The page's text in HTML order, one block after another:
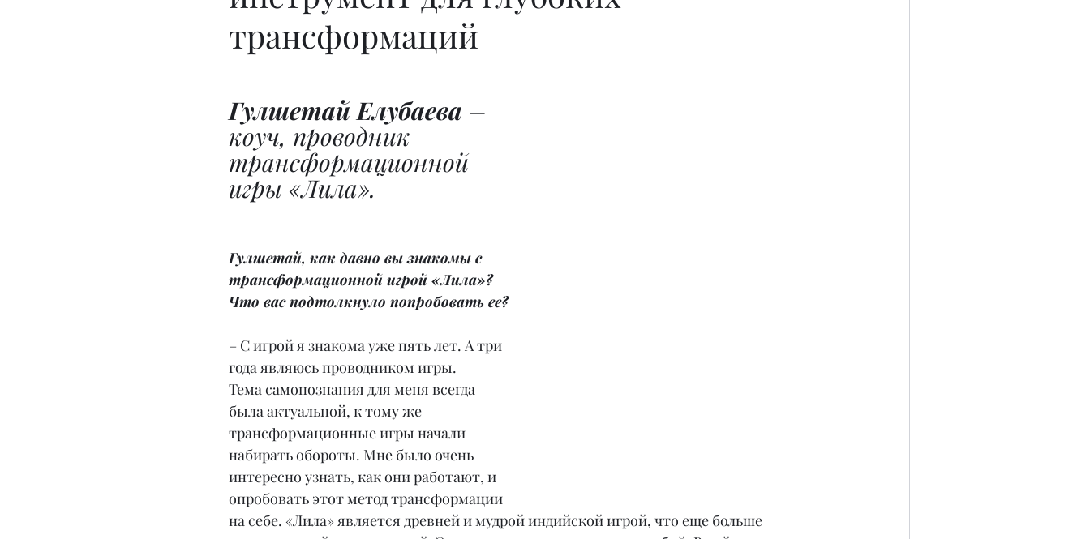
трансформаций
Гулшетай Елубаева –
коуч, проводник
трансформационной
игры «Лила».
Гулшетай, как давно вы знакомы с
трансформационной игрой «Лила»?
Что вас подтолкнуло попробовать ее?
– С игрой я знакома уже пять лет. А три
года являюсь проводником игры.
Тема самопознания для меня всегда
была актуальной, к тому же
трансформационные игры начали
набирать обороты. Мне было очень
интересно узнать, как они работают, и
опробовать этот метод трансформации
на себе. «Лила» является древней и мудрой индийской игрой, что еще больше